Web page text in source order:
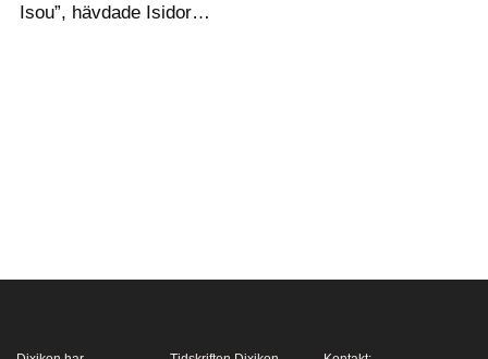
Isou”, hävdade Isidore
nya…